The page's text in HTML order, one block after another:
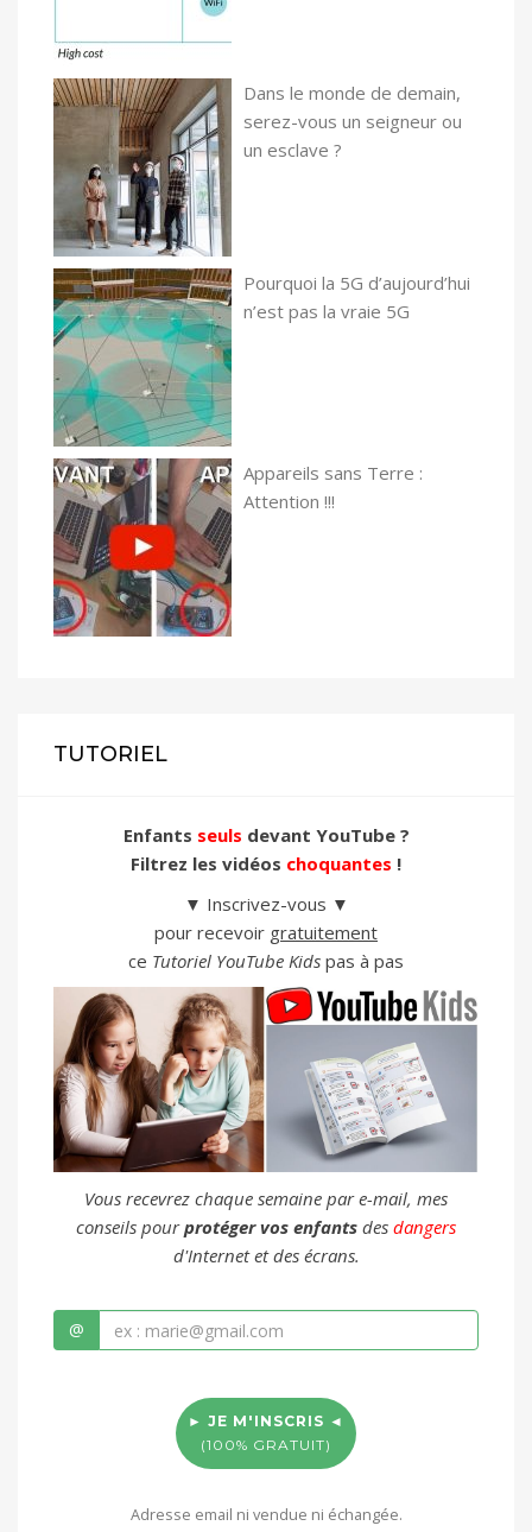
Dans le monde de demain,
serez-vous un seigneur ou
un esclave ?
Pourquoi la 5G d’aujourd’hui
n’est pas la vraie 5G
Appareils sans Terre :
Attention !!!
TUTORIEL
Enfants seuls devant YouTube ?
Filtrez les vidéos choquantes !
▼ Inscrivez-vous ▼
pour recevoir gratuitement
ce Tutoriel YouTube Kids pas à pas
Vous recevrez chaque semaine par e-mail, mes
conseils pourprotéger vos enfants des dangers
d'Internet et des écrans.
@
► JE M'INSCRIS ◄
(100% GRATUIT)
Adresse email ni vendue ni échangée.